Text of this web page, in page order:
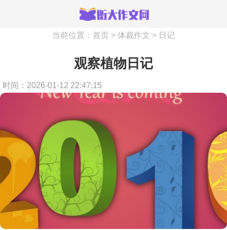
当前位置： 首页 > 体裁作文 > 日记
观察植物日记
时间：2026-01-12 22:47:15